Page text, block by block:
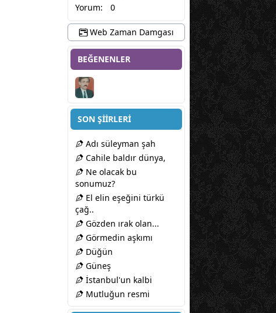
Yorum:
0
Web Zaman Damgası
BEĞENENLER
SON ŞİİRLERİ
Adı süleyman şah
Cahile baldır dünya,
Ne olacak bu
sonumuz?
El elin eşeğini türkü
çağ..
Gözden ırak olan...
Görmedin aşkımı
Düğün
Güneş
İstanbul'un kalbi
Mutluğun resmi